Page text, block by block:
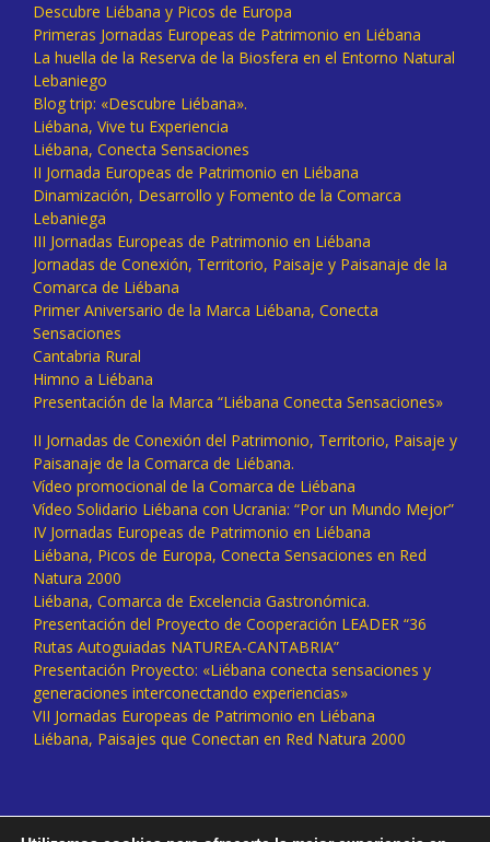
Descubre Liébana y Picos de Europa
Primeras Jornadas Europeas de Patrimonio en Liébana
La huella de la Reserva de la Biosfera en el Entorno Natural
Lebaniego
Blog trip: «Descubre Liébana».
Liébana, Vive tu Experiencia
Liébana, Conecta Sensaciones
II Jornada Europeas de Patrimonio en Liébana
Dinamización, Desarrollo y Fomento de la Comarca
Lebaniega
III Jornadas Europeas de Patrimonio en Liébana
Jornadas de Conexión, Territorio, Paisaje y Paisanaje de la
Comarca de Liébana
Primer Aniversario de la Marca Liébana, Conecta
Sensaciones
Cantabria Rural
Himno a Liébana
Presentación de la Marca “Liébana Conecta Sensaciones»
II Jornadas de Conexión del Patrimonio, Territorio, Paisaje y
Paisanaje de la Comarca de Liébana.
Vídeo promocional de la Comarca de Liébana
Vídeo Solidario Liébana con Ucrania: “Por un Mundo Mejor”
IV Jornadas Europeas de Patrimonio en Liébana
Liébana, Picos de Europa, Conecta Sensaciones en Red
Natura 2000
Liébana, Comarca de Excelencia Gastronómica.
Presentación del Proyecto de Cooperación LEADER “36
Rutas Autoguiadas NATUREA-CANTABRIA”
Presentación Proyecto: «Liébana conecta sensaciones y
generaciones interconectando experiencias»
VII Jornadas Europeas de Patrimonio en Liébana
Liébana, Paisajes que Conectan en Red Natura 2000